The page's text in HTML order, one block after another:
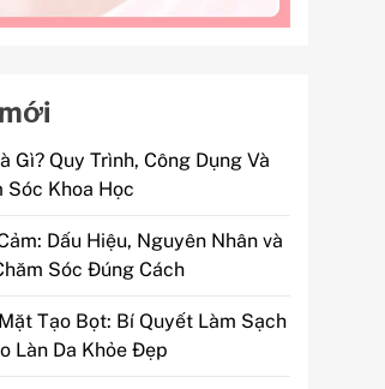
Gì? Quy Trình, Công Dụng Và
Sóc Khoa Học
Dấu Hiệu, Nguyên Nhân và
Sóc Đúng Cách
Tạo Bọt: Bí Quyết Làm Sạch
Làn Da Khỏe Đẹp